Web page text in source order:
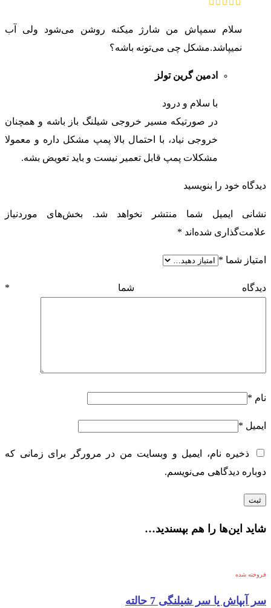
سلام سمپاش من شارژ میکنه روشن می‌شود ولی آب
نمیپاشد.مشکل چی می‌تونه باشه؟
ادمین گرین تولز
با سلام و درود
در صورتیکه مسیر خروجی شیلنگ باز باشه و همچنان
خروجی نیاد، با احتمال بالا پمپ مشکل داره و معمولا
مشکلات پمپ قابل تعمیر نیست و باید تعویض بشه.
دیدگاه خود را بنویسید
نشانی ایمیل شما منتشر نخواهد شد.
بخش‌های موردنیاز
علامت‌گذاری شده‌اند *
امتیاز شما *
دیدگاه شما *
نام *
ایمیل *
ذخیره نام، ایمیل و وبسایت من در مرورگر برای زمانی که
دوباره دیدگاهی می‌نویسم.
شاید این‌ها را هم بپسندید…
فروخته شده
سر آبپاش یا سر شیلنگی 7 حالته